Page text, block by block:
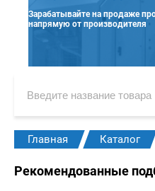
Зарабатывайте на продаже
напрямую от производителя
Главная Каталог
Рекомендованные